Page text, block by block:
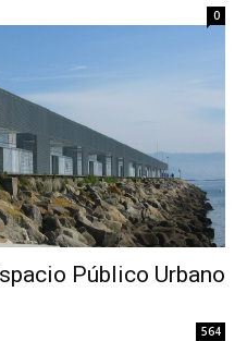
0
Público Urbano
564